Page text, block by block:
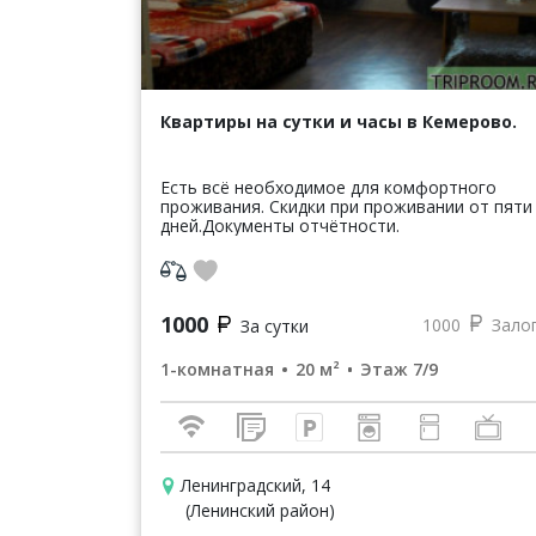
Квартиры на сутки и часы в Кемерово.
Есть всё необходимое для комфортного
проживания. Скидки при проживании от пяти
дней.Документы отчётности.
1000 За сутки 1000
1-комнатная
20 м² Этаж 7/9
Ленинградский, 14
(Ленинский район)